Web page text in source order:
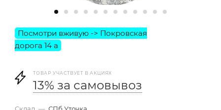
ТОВАР УЧАСТВУЕТ В АКЦИЯХ
13% за самовывоз